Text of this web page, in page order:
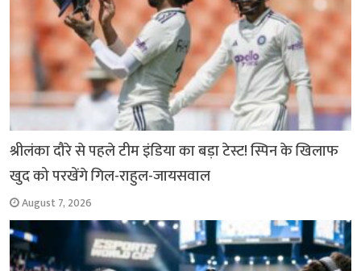
श्रीलंका दौरे से पहले टीम इंडिया का बड़ा टेस्ट! स्पिन के खिलाफ
खुद को परखेंगे गिल-राहुल-जायसवाल
August 7, 2026